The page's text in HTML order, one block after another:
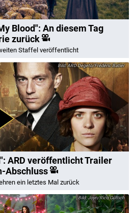
Blood": An diesem Tag
zurück
Staffel veröffentlicht
ARD Degeto/Frédéric Batier
ARD veröffentlicht Trailer
Abschluss
ein letztes Mal zurück
Joyn/Rico Güttich